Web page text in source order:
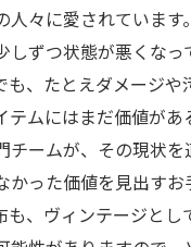
人々に愛されています
しずつ状態が悪くなっ
も、たとえダメージや
テムにはまだ価値があ
チームが、その現状を
かった価値を見出すお
も、ヴィンテージとし